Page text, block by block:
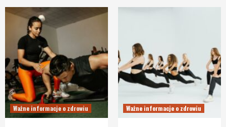
Ważne informacje o zdrowiu Ważne informacje o zdrowiu